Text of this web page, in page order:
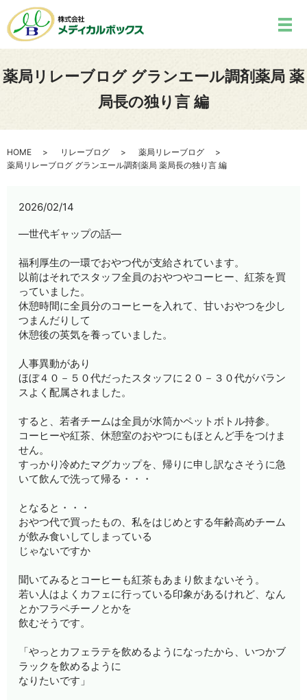
薬局リレーブログ グランエール調剤薬局 薬
局長の独り言 編
HOME リレーブログ
薬局リレーブログ
薬局リレーブログ グランエール調剤薬局 薬局長の独り言 編
2026/02/14
―世代ギャップの話―
福利厚生の一環でおやつ代が支給されています。
以前はそれでスタッフ全員のおやつやコーヒー、紅茶を買
っていました。
休憩時間に全員分のコーヒーを入れて、甘いおやつを少し
つまんだりして
休憩後の英気を養っていました。
人事異動があり
ほぼ４０－５０代だったスタッフに２０－３０代がバラン
スよく配属されました。
すると、若者チームは全員が水筒かペットボトル持参。
コーヒーや紅茶、休憩室のおやつにもほとんど手をつけま
せん。
すっかり冷めたマグカップを、帰りに申し訳なさそうに急
いて飲んで洗って帰る・・・
となると・・・
おやつ代で買ったもの、私をはじめとする年齢高めチーム
が飲み食いしてしまっている
じゃないですか
聞いてみるとコーヒーも紅茶もあまり飲まないそう。
若い人はよくカフェに行っている印象があるけれど、なん
とかフラペチーノとかを
飲むそうです。
「やっとカフェラテを飲めるようになったから、いつかブ
ラックを飲めるように
なりたいです」